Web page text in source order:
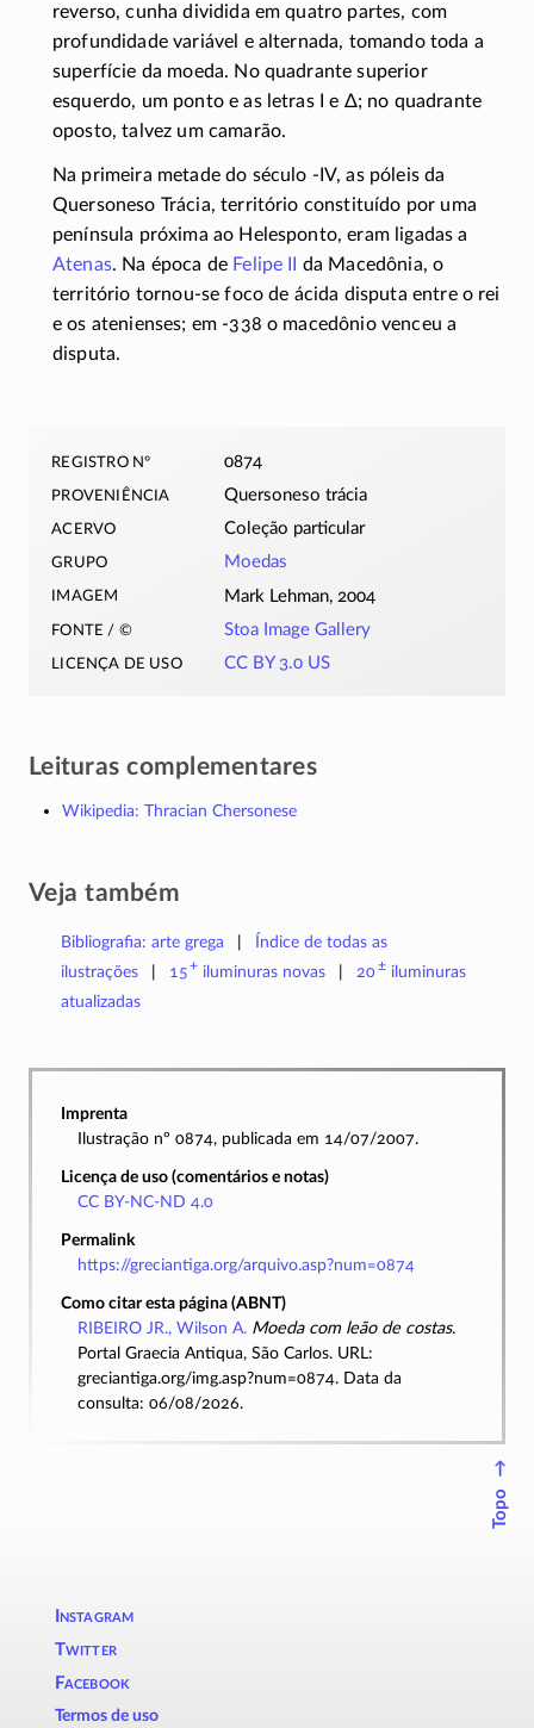
reverso, cunha dividida em quatro partes, com
profundidade variável e alternada, tomando toda a
superfície da moeda. No quadrante superior
esquerdo, um ponto e as letras
e Δ; no quadrante
oposto, talvez um camarão.
Na primeira metade do século -IV, as póleis da
Quersoneso Trácia, território constituído por uma
península próxima ao Helesponto, eram ligadas a
Atenas. Na época de Felipe II
da Macedônia, o
território tornou-se foco de ácida disputa entre o rei
e os atenienses; em -338 o macedônio venceu a
disputa.
registro nº 0874
proveniência Quersoneso trácia
acervo Coleção particular
grupo Moedas
imagem Mark Lehman, 2004
fonte / © Stoa Image Gallery
licença de uso CC BY 3.0 US
Leituras complementares
Wikipedia: Thracian Chersonese
Veja também
Bibliografia: arte grega
Índice de todas as
ilustrações
15+ iluminuras novas 20±iluminuras
atualizadas
Imprenta
Ilustração nº 0874, publicada em 14/07/2007.
Licença de uso (comentários e notas)
CC BY-NC-ND 4.0
Permalink
https://greciantiga.org/arquivo.asp?num=0874
Como citar esta página (ABNT)
RIBEIRO JR., Wilson A. Moeda com leão de costas.
Portal Graecia Antiqua, São Carlos. URL:
greciantiga.org/img.asp?num=0874. Data da
consulta: 06/08/2026.
↑
Topo
Instagram
Twitter
Facebook
Termos de uso